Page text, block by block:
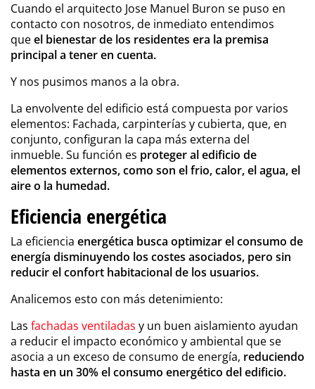
Cuando el arquitecto Jose Manuel Buron se puso en
contacto con nosotros, de inmediato entendimos
queel bienestar de los residentes era la premisa
principal a tener en cuenta.
Y nos pusimos manos a la obra.
La envolvente del edificio está compuesta por varios
elementos: Fachada, carpinterías y cubierta, que, en
conjunto, configuran la capa más externa del
inmueble. Su función es proteger al edificio de
elementos externos, como son el frio, calor, el agua, el
aire o la humedad.
Eficiencia energética
La eficiencia energética busca optimizar el consumo de
energía disminuyendo los costes asociados, pero sin
reducir el confort habitacional de los usuarios.
Analicemos esto con más detenimiento:
Las fachadas ventiladas y un buen aislamiento ayudan
a reducir el impacto económico y ambiental que se
asocia a un exceso de consumo de energía, reduciendo
hasta en un 30% el consumo energético del edificio.